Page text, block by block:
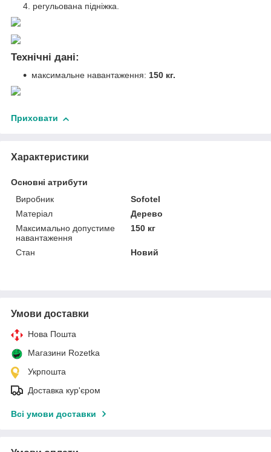
регульована підніжка.
Технічні дані:
максимальне навантаження: 150 кг.
Приховати
Характеристики
Основні атрибути
Виробник
Sofotel
Матеріал
Дерево
Максимально допустиме
навантаження
150 кг
Стан Новий
Умови доставки
Нова Пошта
Магазини Rozetka
Укрпошта
Доставка кур'єром
Всі умови доставки